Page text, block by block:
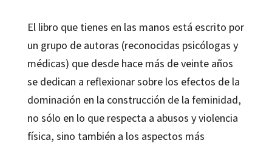
El libro que tienes en las manos está escrito por
un grupo de autoras (reconocidas psicólogas y
médicas) que desde hace más de veinte años
se dedican a reflexionar sobre los efectos de la
dominación en la construcción de la feminidad,
no sólo en lo que respecta a abusos y violencia
física, sino también a los aspectos más